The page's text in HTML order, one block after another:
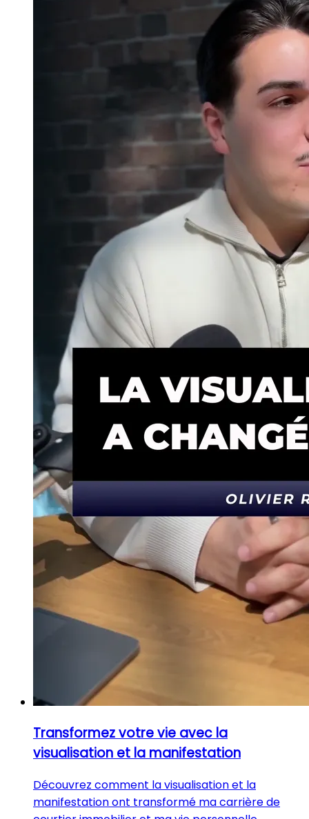
Transformez votre vie avec la
visualisation et la manifestation
Découvrez comment la visualisation et la
manifestation ont transformé ma carrière de